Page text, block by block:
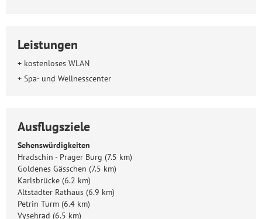
Leistungen
+ kostenloses WLAN
+ Spa- und Wellnesscenter
Ausflugsziele
Sehenswürdigkeiten
Hradschin - Prager Burg (7.5 km)
Goldenes Gässchen (7.5 km)
Karlsbrücke (6.2 km)
Altstädter Rathaus (6.9 km)
Petrin Turm (6.4 km)
Vysehrad (6.5 km)